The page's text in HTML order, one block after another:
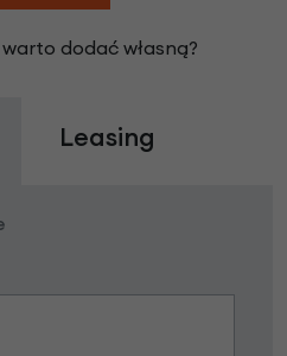
dodać własną?
Leasing